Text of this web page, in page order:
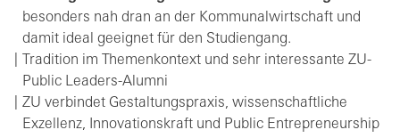
besonders nah dran an der Kommunalwirtschaft und
damit ideal geeignet für den Studiengang.
Tradition im Themenkontext und sehr interessante ZU-
Public Leaders-Alumni
ZU verbindet Gestaltungspraxis, wissenschaftliche
Exzellenz, Innovationskraft und Public Entrepreneurship